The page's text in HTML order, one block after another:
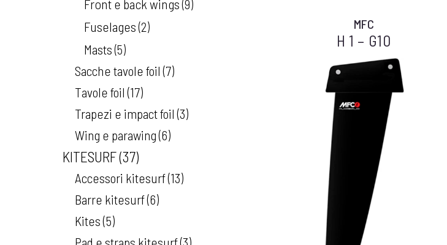
Front e back wings 9
Fuselages 2
Masts 5
Sacche tavole foil 7
Tavole foil 17
Trapezi e impact foil 3
Wing e parawing 6
KITESURF 37
Accessori kitesurf 13
Barre kitesurf 6
Kites 5
MFC
H 1 – G10